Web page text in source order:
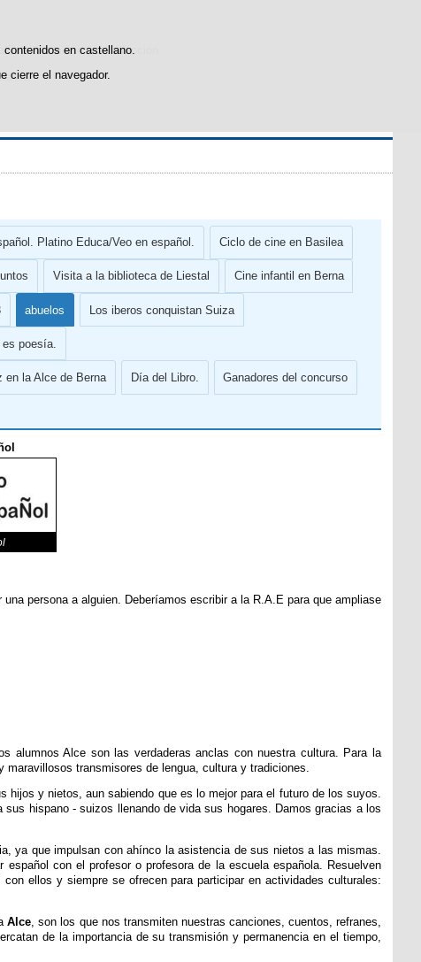
de uso y satisfacción.
legal.
en castellano.
cierre el navegador.
Platino Educa/Veo en español. Ciclo de cine en Basilea
Visita a la biblioteca de Liestal Cine infantil en Berna
abuelos Los iberos conquistan Suiza
poesía.
en la Alce de Berna Día del Libro. Ganadores del concurso
persona a alguien. Deberíamos escribir a la R.A.E para que ampliase
alumnos Alce son las verdaderas anclas con nuestra cultura. Para la
transmisores de lengua, cultura y tradiciones.
y nietos, aun sabiendo que es lo mejor para el futuro de los suyos.
hispano - suizos llenando de vida sus hogares. Damos gracias a los
ya que impulsan con ahínco la asistencia de sus nietos a las mismas.
con el profesor o profesora de la escuela española. Resuelven
ellos y siempre se ofrecen para participar en actividades culturales:
Alce , son los que nos transmiten nuestras canciones, cuentos, refranes,
de la importancia de su transmisión y permanencia en el tiempo,